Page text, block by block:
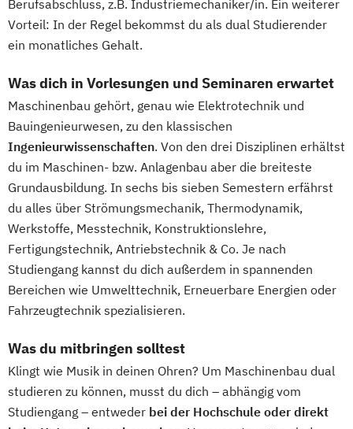
Berufsabschluss, z.B. Industriemechaniker/in. Ein weiterer
Vorteil: In der Regel bekommst du als dual Studierender
ein monatliches Gehalt.
Was dich in Vorlesungen und Seminaren erwartet
Maschinenbau gehört, genau wie Elektrotechnik und
Bauingenieurwesen, zu den klassischen
Ingenieurwissenschaften. Von den drei Disziplinen erhältst
du im Maschinen- bzw. Anlagenbau aber die breiteste
Grundausbildung. In sechs bis sieben Semestern erfährst
du alles über Strömungsmechanik, Thermodynamik,
Werkstoffe, Messtechnik, Konstruktionslehre,
Fertigungstechnik, Antriebstechnik & Co. Je nach
Studiengang kannst du dich außerdem in spannenden
Bereichen wie Umwelttechnik, Erneuerbare Energien oder
Fahrzeugtechnik spezialisieren.
Was du mitbringen solltest
Klingt wie Musik in deinen Ohren? Um Maschinenbau dual
studieren zu können, musst du dich – abhängig vom
Studiengang – entweder bei der Hochschule oder direkt